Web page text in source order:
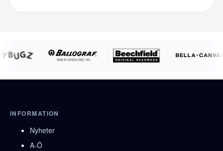
INFORMATION
Nyheter
A-Ö